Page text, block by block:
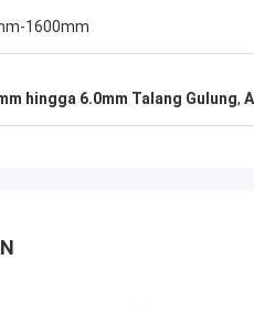
juga
1600mm
hingga 6.0mm Talang Gulung,